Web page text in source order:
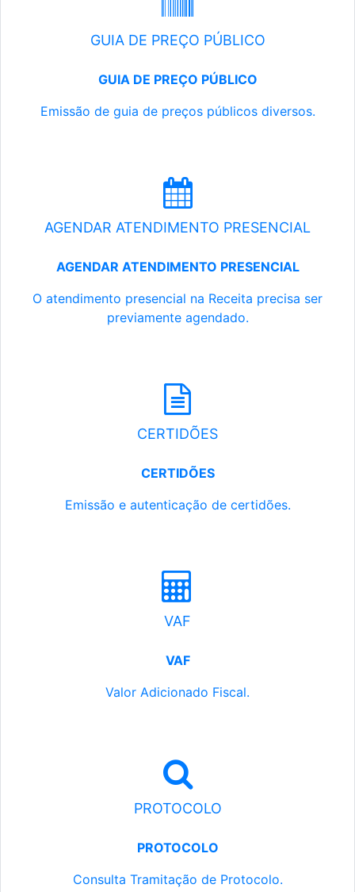
GUIA DE PREÇO PÚBLICO
GUIA DE PREÇO PÚBLICO
Emissão de guia de preços públicos diversos.
AGENDAR ATENDIMENTO PRESENCIAL
AGENDAR ATENDIMENTO PRESENCIAL
O atendimento presencial na Receita precisa ser
previamente agendado.
CERTIDÕES
CERTIDÕES
Emissão e autenticação de certidões.
VAF
VAF
Valor Adicionado Fiscal.
PROTOCOLO
PROTOCOLO
Consulta Tramitação de Protocolo.